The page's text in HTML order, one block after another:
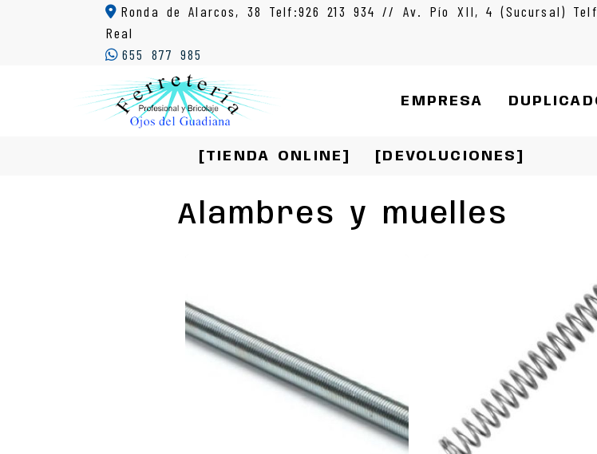
Ronda de Alarcos, 38 Telf:926 213 934 // Av. Pío XII, 4 (Sucursal)
Real
655 877 985
EMPRESA
[TIENDA ONLINE] [DEVOLUCIONES]
Alambres y muelles